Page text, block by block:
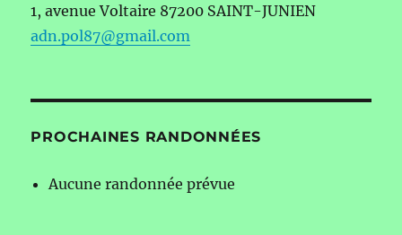
1, avenue Voltaire 87200 SAINT-JUNIEN
adn.pol87@gmail.com
PROCHAINES RANDONNÉES
Aucune randonnée prévue